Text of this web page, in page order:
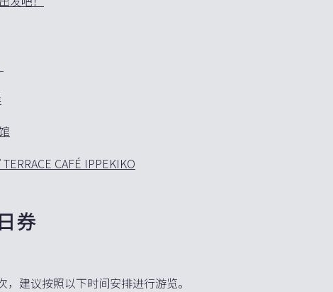
CAFÉ IPPEKIKO
券
建议按照以下时间安排进行游览。